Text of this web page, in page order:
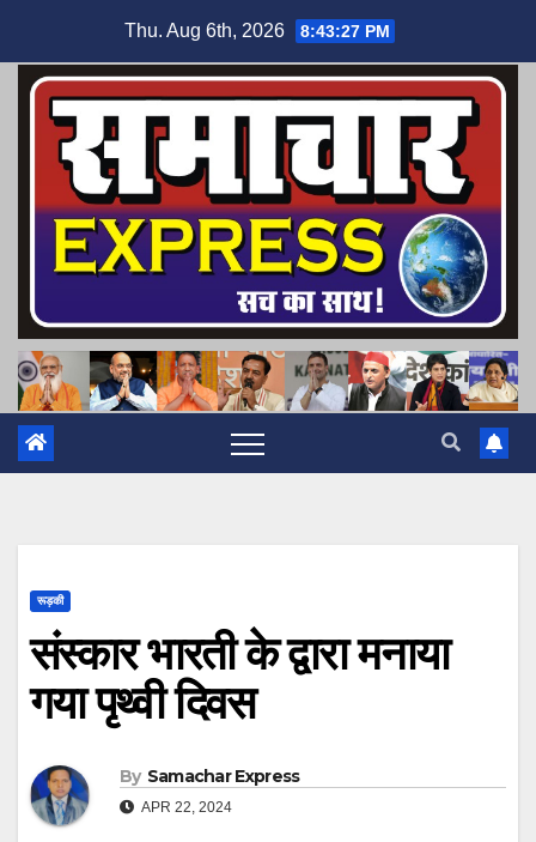
content
Thu. Aug 6th, 2026 8:43:28 PM
रूड़की
संस्कार भारती के द्वारा मनाया
गया पृथ्वी दिवस
By Samachar Express
APR 22, 2024